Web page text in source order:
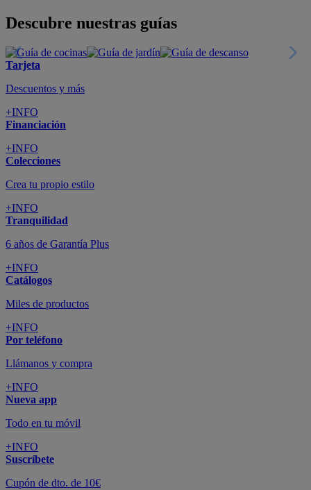
Descubre nuestras guías
Tarjeta
Descuentos y más
+INFO
Financiación
+INFO
Colecciones
Crea tu propio estilo
+INFO
Tranquilidad
6 años de Garantía Plus
+INFO
Catálogos
Miles de productos
+INFO
Por teléfono
Llámanos y compra
+INFO
Nueva app
Todo en tu móvil
+INFO
Suscríbete
Cupón de dto. de 10€